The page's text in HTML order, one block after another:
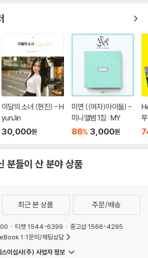
이달의 소녀 (현진) - H
yunJin
30,000원
미연 ((여자)아이들) -
미니앨범 1집 : MY
86% 3,000원
분들이 산 분야 상품
최근 본 상품 주문/배송
티켓 1544-6399
중고샵 1566-4295
eBook 1:1문의/채팅상담
스이십사(주) 사업자 정보